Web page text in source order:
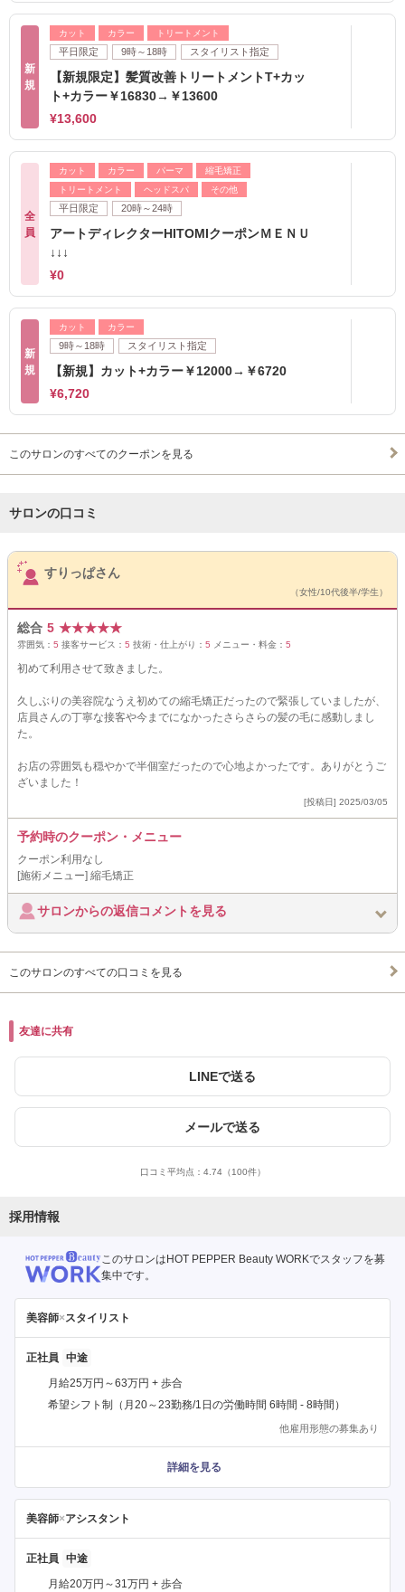
新
規
カット カラー トリートメント
平日限定 9時～18時 スタイリスト指定
【新規限定】髪質改善トリートメントT+カッ
ト+カラー￥16830→￥13600
¥13,600
全
員
カット カラー パーマ
縮毛矯正
トリートメント
ヘッドスパ その他
平日限定 20時～24時
アートディレクターHITOMIクーポンＭＥＮＵ
↓↓↓
¥0
新
規
カット カラー
9時～18時 スタイリスト指定
【新規】カット+カラー￥12000→￥6720
¥6,720
このサロンのすべてのクーポンを見る
サロンの口コミ
サロンPick Up
すりっぱさん
（女性/10代後半/学生）
総合 5 ★★★★★
雰囲気： 5 接客サービス： 5 技術・仕上がり： 5 メニュー・料金： 5
初めて利用させて致きました。
久しぶりの美容院なうえ初めての縮毛矯正だったので緊張していましたが、
店員さんの丁寧な接客や今までになかったさらさらの髪の毛に感動しまし
た。
お店の雰囲気も穏やかで半個室だったので心地よかったです。ありがとうご
ざいました！
[投稿日] 2025/03/05
予約時のクーポン・メニュー
クーポン利用なし
[施術メニュー] 縮毛矯正
サロンからの返信コメントを見る
このサロンのすべての口コミを見る
友達に共有
LINEで送る
メールで送る
口コミ平均点： 4.74（100件）
採用情報
このサロンはHOT PEPPER Beauty WORKでスタッフを募
集中です。
美容師×スタイリスト
正社員
月給25万円～63万円 + 歩合
希望シフト制（月20～23勤務/1日の労働時間 6時間 - 8時間）
他雇用形態の募集あり
詳細を見る
美容師×アシスタント
正社員
月給20万円～31万円 + 歩合